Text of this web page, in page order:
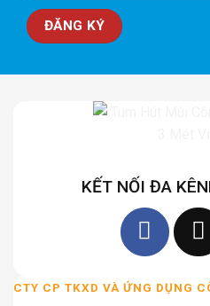
KẾT NỐI ĐA
CTY CP TKXD VÀ ỨNG DỤNG